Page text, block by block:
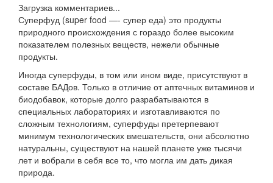
Загрузка комментариев...
Суперфуд (super food —- супер еда) это продукты
природного происхождения с гораздо более высоким
показателем полезных веществ, нежели обычные
продукты.
Иногда суперфуды, в том или ином виде, присутствуют в
составе БАДов. Только в отличие от аптечных витаминов и
биодобавок, которые долго разрабатываются в
специальных лабораториях и изготавливаются по
сложным технологиям, суперфуды претерпевают
минимум технологических вмешательств, они абсолютно
натуральны, существуют на нашей планете уже тысячи
лет и вобрали в себя все то, что могла им дать дикая
природа.